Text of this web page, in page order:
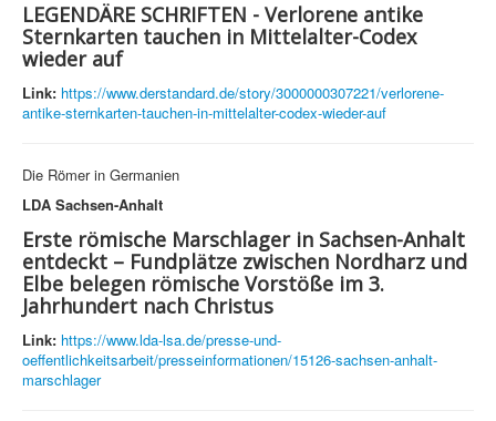
LEGENDÄRE SCHRIFTEN - Verlorene antike
Sternkarten tauchen in Mittelalter-Codex
wieder auf
Link: https://www.derstandard.de/story/3000000307221/verlorene-
antike-sternkarten-tauchen-in-mittelalter-codex-wieder-auf
Die Römer in Germanien
LDA Sachsen-Anhalt
Erste römische Marschlager in Sachsen-Anhalt
entdeckt – Fundplätze zwischen Nordharz und
Elbe belegen römische Vorstöße im 3.
Jahrhundert nach Christus
Link: https://www.lda-lsa.de/presse-und-
oeffentlichkeitsarbeit/presseinformationen/15126-sachsen-anhalt-
marschlager